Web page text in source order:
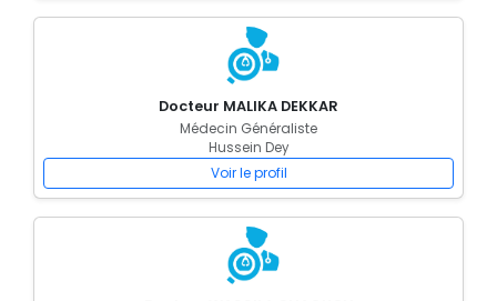
Docteur MALIKA DEKKAR
Médecin Généraliste
Hussein Dey
Voir le profil